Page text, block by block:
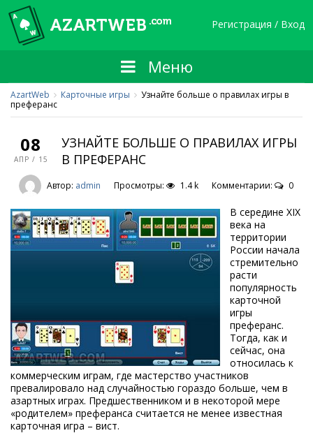
Меню
Регистрация / Вход
AzartWeb Карточные игры
Узнайте больше о правилах игры в
преферанс
08
АПР / 15
УЗНАЙТЕ БОЛЬШЕ О ПРАВИЛАХ ИГРЫ
В ПРЕФЕРАНС
Автор: admin Просмотры: 1.4 k Комментарии: 0
В середине XIX
века на
территории
России начала
стремительно
расти
популярность
карточной
игры
преферанс.
Тогда, как и
сейчас, она
относилась к
коммерческим играм, где мастерство участников
превалировало над случайностью гораздо больше, чем в
азартных играх. Предшественником и в некоторой мере
«родителем» преферанса считается не менее известная
карточная игра – вист.